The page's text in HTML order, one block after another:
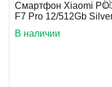
Смартфон Xiaomi
F7 Pro 12/512Gb
В наличии